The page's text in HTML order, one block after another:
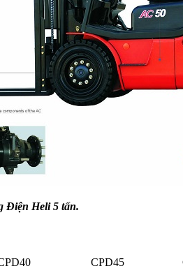
Điện Heli 5 tấn.
CPD45